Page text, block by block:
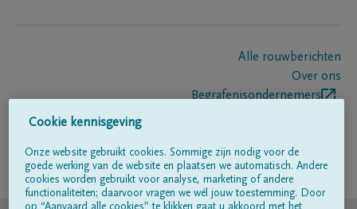
Alle rouwberichten
Over ons
Begrafenisondernemers
Volg ons op
Cookie kennisgeving
Onze website gebruikt cookies. Sommige zijn nodig voor de
goede werking van de website en plaatsen we automatisch. Andere
cookies worden gebruikt voor analyse, marketing of andere
functionaliteiten; daarvoor vragen we wél jouw toestemming. Door